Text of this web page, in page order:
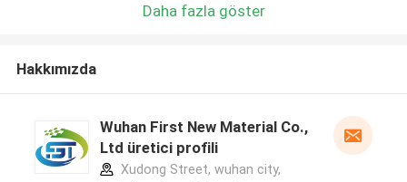
Daha fazla göster
Hakkımızda
Wuhan First New Material Co.,
Ltd üretici profili
Xudong Street, wuhan city,